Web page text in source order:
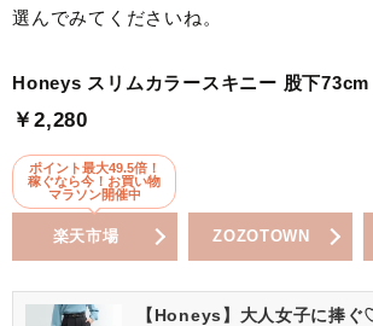
選んでみてくださいね。
Honeys スリムカラースキニー 股下73cm
￥2,280
ポイント最大49.5倍！
稼ぐなら今！お買い物
マラソン開催中
楽天市場 ZOZOTOWN
【Honeys】大人女子に捧